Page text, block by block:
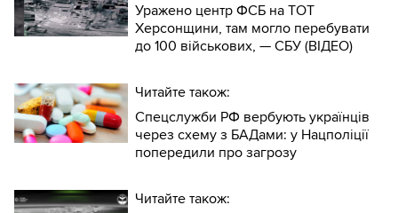
Уражено центр ФСБ на ТОТ
Херсонщини, там могло перебувати
до 100 військових, — СБУ (ВIДЕО)
Читайте також:
Спецслужби РФ вербують українців
через схему з БАДами: у Нацполіції
попередили про загрозу
Читайте також: